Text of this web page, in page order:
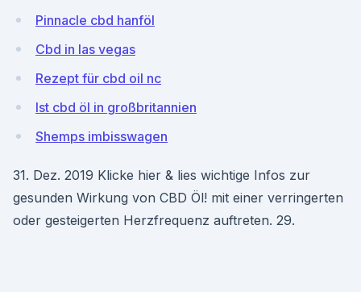
Pinnacle cbd hanföl
Cbd in las vegas
Rezept für cbd oil nc
Ist cbd öl in großbritannien
Shemps imbisswagen
31. Dez. 2019 Klicke hier & lies wichtige Infos zur
gesunden Wirkung von CBD Öl! mit einer verringerten
oder gesteigerten Herzfrequenz auftreten. 29.